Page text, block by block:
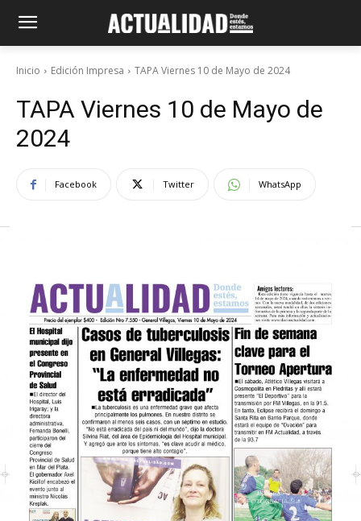
Inicio Edición Impresa TAPA Viernes 10 de Mayo de 2024
TAPA Viernes 10 de Mayo de
2024
Facebook Twitter WhatsApp